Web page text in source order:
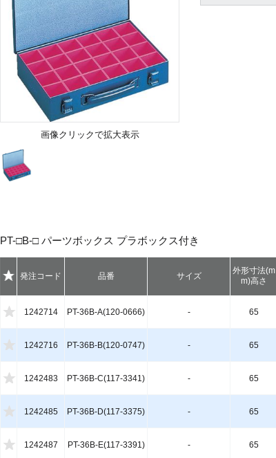
画像クリックで拡大表示
PT-□B-□ パーツボックス プラボックス付き
発注 コード 品番 サイズ
外形寸法(m
m)高さ
1242714 PT-36B-A(120-0666) - 65
1242716 PT-36B-B(120-0747) - 65
1242483 PT-36B-C(117-3341) - 65
1242485 PT-36B-D(117-3375) - 65
1242487 PT-36B-E(117-3391) - 65